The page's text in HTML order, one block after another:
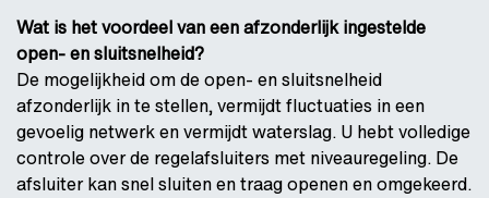
Wat is het voordeel van een afzonderlijk ingestelde
open- en sluitsnelheid?
De mogelijkheid om de open- en sluitsnelheid
afzonderlijk in te stellen, vermijdt fluctuaties in een
gevoelig netwerk en vermijdt waterslag. U hebt volledige
controle over de regelafsluiters met niveauregeling. De
afsluiter kan snel sluiten en traag openen en omgekeerd.